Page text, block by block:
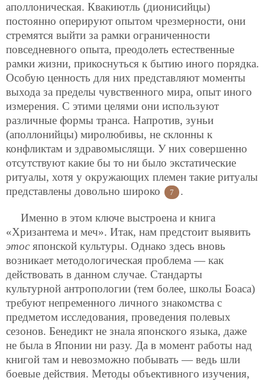
аполлоническая. Квакиютль (дионисийцы)
постоянно оперируют опытом чрезмерности, они
стремятся выйти за рамки ограниченности
повседневного опыта, преодолеть естественные
рамки жизни, прикоснуться к бытию иного порядка.
Особую ценность для них представляют моменты
выхода за пределы чувственного мира, опыт иного
измерения. С этими целями они используют
различные формы транса. Напротив, зуньи
(аполлонийцы) миролюбивы, не склонны к
конфликтам и здравомыслящи. У них совершенно
отсутствуют какие бы то ни было экстатические
ритуалы, хотя у окружающих племен такие ритуалы
представлены довольно широко
7 .
Именно в этом ключе выстроена и книга
«Хризантема и меч». Итак, нам предстоит выявить
этос японской культуры. Однако здесь вновь
возникает методологическая проблема — как
действовать в данном случае. Стандарты
культурной антропологии (тем более, школы Боаса)
требуют непременного личного знакомства с
предметом исследования, проведения полевых
сезонов. Бенедикт не знала японского языка, даже
не была в Японии ни разу. Да в момент работы над
книгой там и невозможно побывать — ведь шли
боевые действия. Методы объективного изучения,